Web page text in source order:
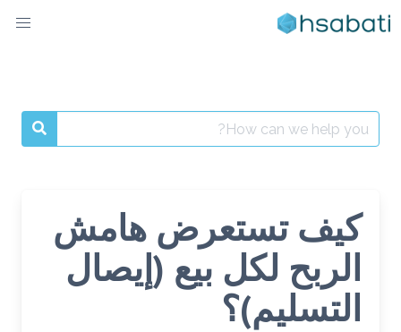
to
Search
for:
كيف تستعرض هامش
الربح لكل بيع (إيصال
التسليم)؟